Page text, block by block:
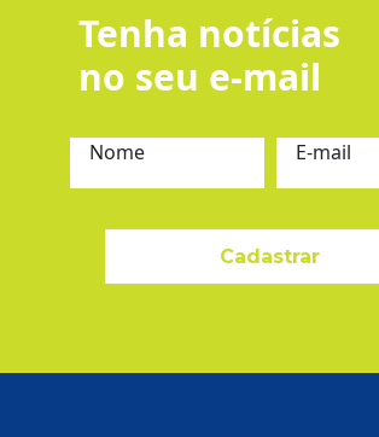
Tenha notícias
no seu e-mail
Nome E-mail
Cadastrar